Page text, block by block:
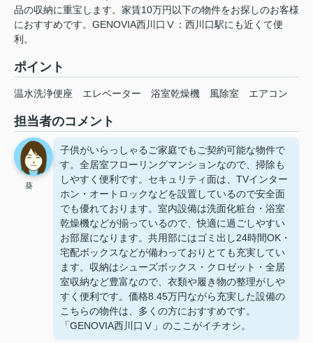
品の収納に重宝します。家賃10万円以下の物件をお探しのお客様
におすすめです。GENOVIA西川口Ⅴ：西川口駅にも近くて便
利。
ポイント
温水洗浄便座 エレベーター 浴室乾燥機 風除室 エアコン
担当者のコメント
葵
子供がいらっしゃるご家庭でもご契約可能な物件で
す。全居室フローリングマンションなので、掃除も
しやすく便利です。セキュリティ面は、TVインター
ホン・オートロックなどを設置しているので安全面
でも優れております。室内設備は洗面化粧台・浴室
乾燥機などが揃っているので、快適に過ごしやすい
お部屋になります。共用部にはゴミ出し24時間OK・
宅配ボックスなどが備わっておりとても充実してい
ます。収納はシューズボックス・クロゼット・全居
室収納など豊富なので、衣類や履き物の整理がしや
すく便利です。価格8.45万円ながら充実した設備の
こちらの物件は、多くの方におすすめです。
「GENOVIA西川口Ⅴ」のここがイチオシ。